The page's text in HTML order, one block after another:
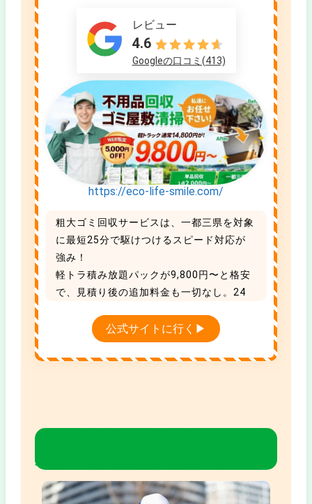
レビュー
4.6
Googleの口コミ(413)
https://eco-life-smile.com/
粗大ゴミ回収サービスは、一都三県を対象
に最短25分で駆けつけるスピード対応が
強み！
軽トラ積み放題パックが9,800円〜と格安
で、見積り後の追加料金も一切なし。24
引っ越し割引や家電買取もあり、タイパも
コスパも抜群な地域No.1の優良業者です。
公式サイトに行く▶
ゴミ屋敷片付けのプログレスはどんな
業者？【口コミでは高評価！】